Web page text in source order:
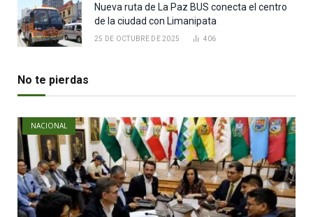
Nueva ruta de La Paz BUS conecta el centro
de la ciudad con Limanipata
25 DE OCTUBRE DE 2025 406
No te pierdas
NACIONAL